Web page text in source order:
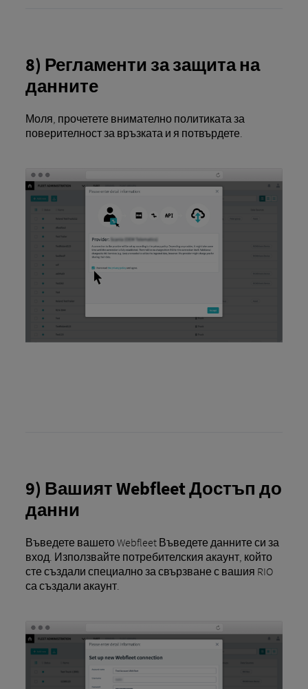
8) Регламенти за защита на
данните
Моля, прочетете внимателно политиката за
поверителност за връзката и я потвърдете.
9) Вашият Webfleet Достъп до
данни
Въведете вашето Webfleet Въведете данните си за
вход. Използвайте потребителския акаунт, който
сте създали специално за свързване с вашия RIO
са създали акаунт.